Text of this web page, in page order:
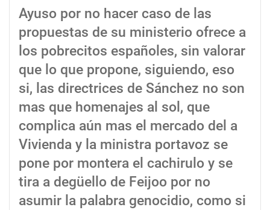
Ayuso por no hacer caso de las
propuestas de su ministerio ofrece a
los pobrecitos españoles, sin valorar
que lo que propone, siguiendo, eso
si, las directrices de Sánchez no son
mas que homenajes al sol, que
complica aún mas el mercado del a
Vivienda y la ministra portavoz se
pone por montera el cachirulo y se
tira a degüello de Feijoo por no
asumir la palabra genocidio, como si